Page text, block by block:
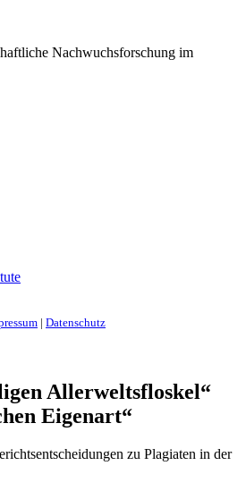
Nachwuchsforschung im
| Datenschutz
Allerweltsfloskel“
Eigenart“
zu Plagiaten in der